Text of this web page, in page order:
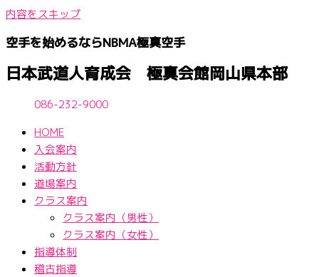
内容をスキップ
空手を始めるならNBМA極真空手
日本武道人育成会 極真会館岡山県本部
086-232-9000
HOME
入会案内
活動方針
道場案内
クラス案内
クラス案内（男性）
クラス案内（女性）
指導体制
稽古指導